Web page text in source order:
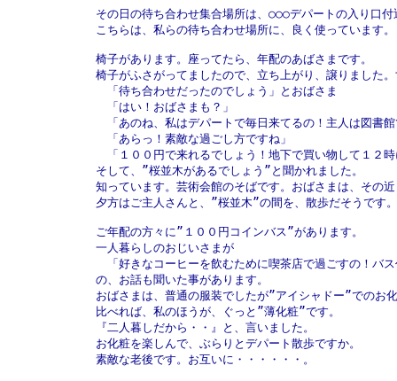
その日の待ち合わせ集合場所は、○○○デパートの入り口付
こちらは、私らの待ち合わせ場所に、良く使っています。
椅子があります。座ってたら、年配のあばさまです。
椅子がふさがってましたので、立ち上がり、譲りました
「待ち合わせだったのでしょう」とおばさま
「はい！おばさまも？」
「あのね、私はデパートで毎日来てるの！主人は図書
「あらっ！素敵な過ごし方ですね」
「１００円で来れるでしょう！地下で買い物して１２
そして、”桜並木があるでしょう”と聞かれました。
知っています。芸術会館のそばです。おばさまは、その
夕方はご主人さんと、”桜並木”の間を、散歩だそうです。
ご年配の方々に”１００円コインバス”があります。
一人暮らしのおじいさまが
「好きなコーヒーを飲むために喫茶店で過ごすの！バ
の、お話も聞いた事があります。
おばさまは、普通の服装でしたが”アイシャドー”でのお
比べれば、私のほうが、ぐっと”薄化粧”です。
『二人暮しだから・・』と、言いました。
お化粧を楽しんで、ぶらりとデパート散歩ですか。
素敵な老後です。お互いに・・・・・・。